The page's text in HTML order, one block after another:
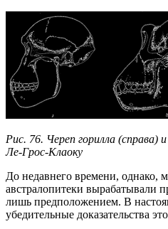
Рис. 76. Череп горилла (справа)
Ле-Грос-Клаоку
До недавнего времени, однако,
австралопитеки вырабатывали
лишь предположением. В
убедительные доказательства